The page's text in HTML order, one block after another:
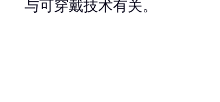
与可穿戴技术有关。